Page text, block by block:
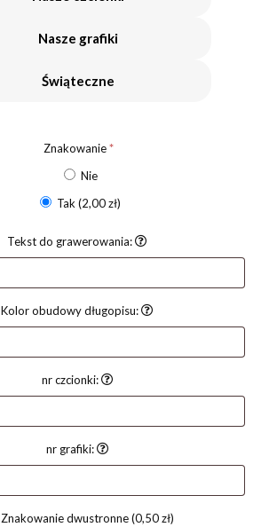
Nasze grafiki
Świąteczne
Znakowanie*
Nie
Tak (2,00 zł)
Tekst do grawerowania:
Kolor obudowy długopisu:
nr czcionki:
nr grafiki:
Znakowanie dwustronne(0,50 zł)